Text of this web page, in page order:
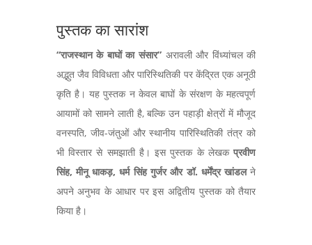
पुस्तक का सारांश
“राजस्थान के बाघों का संसार” अरावली और विंध्यांचल की
अद्भुत जैव विविधता और पारिस्थितिकी पर केंद्रित एक अनूठी
कृति है। यह पुस्तक न केवल बाघों के संरक्षण के महत्वपूर्ण
आयामों को सामने लाती है, बल्कि उन पहाड़ी क्षेत्रों में मौजूद
वनस्पति, जीव-जंतुओं और स्थानीय पारिस्थितिकी तंत्र को
भी विस्तार से समझाती है। इस पुस्तक के लेखकप्रवीण
सिंह, मीनू धाकड़, धर्म सिंह गुर्जर और डॉ. धर्मेंद्र खांडलने
अपने अनुभव के आधार पर इस अद्वितीय पुस्तक को तैयार
किया है।